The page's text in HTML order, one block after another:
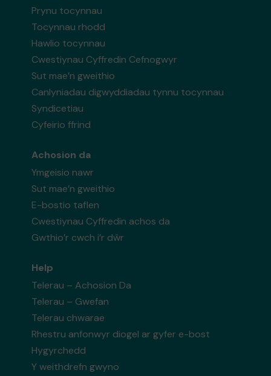
Prynu tocynnau
Tocynnau rhodd
Hawlio tocynnau
Cwestiynau Cyffredin Cefnogwyr
Sut mae’n gweithio
Canlyniadau digwyddiadau tynnu tocynnau
Syndicetiau
Cyfeirio ffrind
Achosion da
Ymgeisio nawr
Sut mae’n gweithio
E-bostio taflen
Cwestiynau Cyffredin achos da
Gwthio’r cwch i’r dŵr
Help
Telerau – Achosion Da
Telerau – Gwefan
Telerau chwarae
Rhestru anfonwyr diogel ar gyfer e-bost
Hygyrchedd
Y weithdrefn gwyno